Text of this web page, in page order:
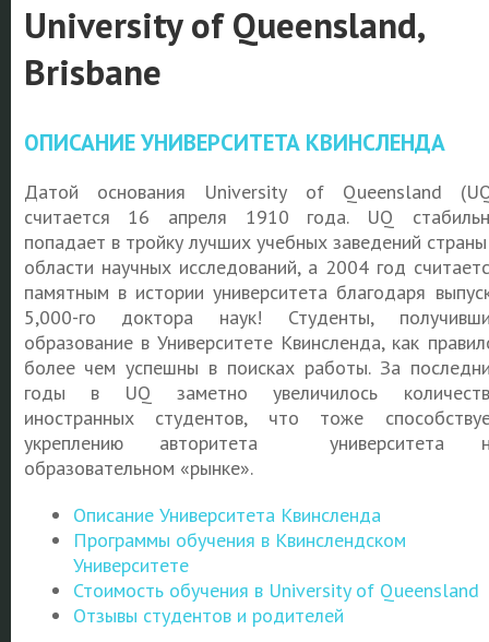
University of Queensland,
Brisbane
ОПИСАНИЕ УНИВЕРСИТЕТА КВИНСЛЕНДА
Датой основания University of Queensland
считается 16 апреля 1910 года. UQ
попадает в тройку лучших учебных заведений
области научных исследований, а 2004 год
памятным в истории университета благодаря
5,000-го доктора наук! Студенты,
образование в Университете Квинсленда, как
более чем успешны в поисках работы. За
годы в UQ заметно увеличилось
иностранных студентов, что тоже
укреплению авторитета университета
образовательном «рынке».
Описание Университета Квинсленда
Программы обучения в Квинслендском
Университете
Стоимость обучения в University of Queensland
Отзывы студентов и родителей